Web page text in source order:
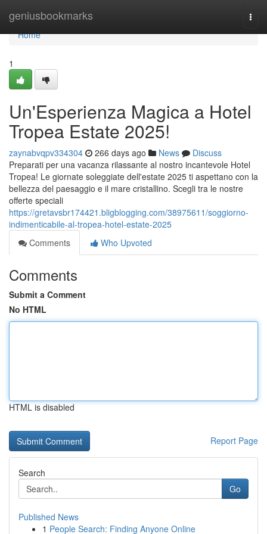
geniusbookmarks
Home
Home
1
Un'Esperienza Magica a Hotel
Tropea Estate 2025!
zaynabvqpv334304 266 days ago News
Discuss
Preparati per una vacanza rilassante al nostro incantevole Hotel
Tropea! Le giornate soleggiate dell'estate 2025 ti aspettano con la
bellezza del paesaggio e il mare cristallino. Scegli tra le nostre
offerte speciali
https://gretavsbr174421.bligblogging.com/38975611/soggiorno-
indimenticabile-al-tropea-hotel-estate-2025
Comments
Who Upvoted
Comments
Submit a Comment
No HTML
HTML is disabled
Report Page
Search
Go
Published News
1 People Search: Finding Anyone Online